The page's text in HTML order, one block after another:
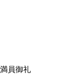
満員御礼